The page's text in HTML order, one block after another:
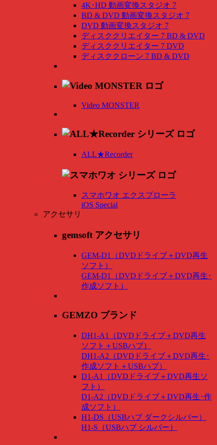
4K･HD 動画変換スタジオ 7
BD & DVD 動画変換スタジオ 7
DVD 動画変換スタジオ 7
ディスククリエイター 7 BD & DVD
ディスククリエイター 7 DVD
ディスククローン 7 BD & DVD
Video MONSTER
ALL★Recorder
スマホワオ エクスプローラ
iOS Special
アクセサリ
gemsoft アクセサリ
GEM-D1（DVDドライブ＋DVD再生
ソフト）
GEM-D1（DVDドライブ＋DVD再生･
作成ソフト）
GEMZO ブランド
DH1-A1（DVDドライブ＋DVD再生
ソフト＋USBハブ）
DH1-A2（DVDドライブ＋DVD再生･
作成ソフト＋USBハブ）
D1-A1（DVDドライブ＋DVD再生ソ
フト）
D1-A2（DVDドライブ＋DVD再生･作
成ソフト）
H1-DS（USBハブ ダークシルバー）
H1-S（USBハブ シルバー）